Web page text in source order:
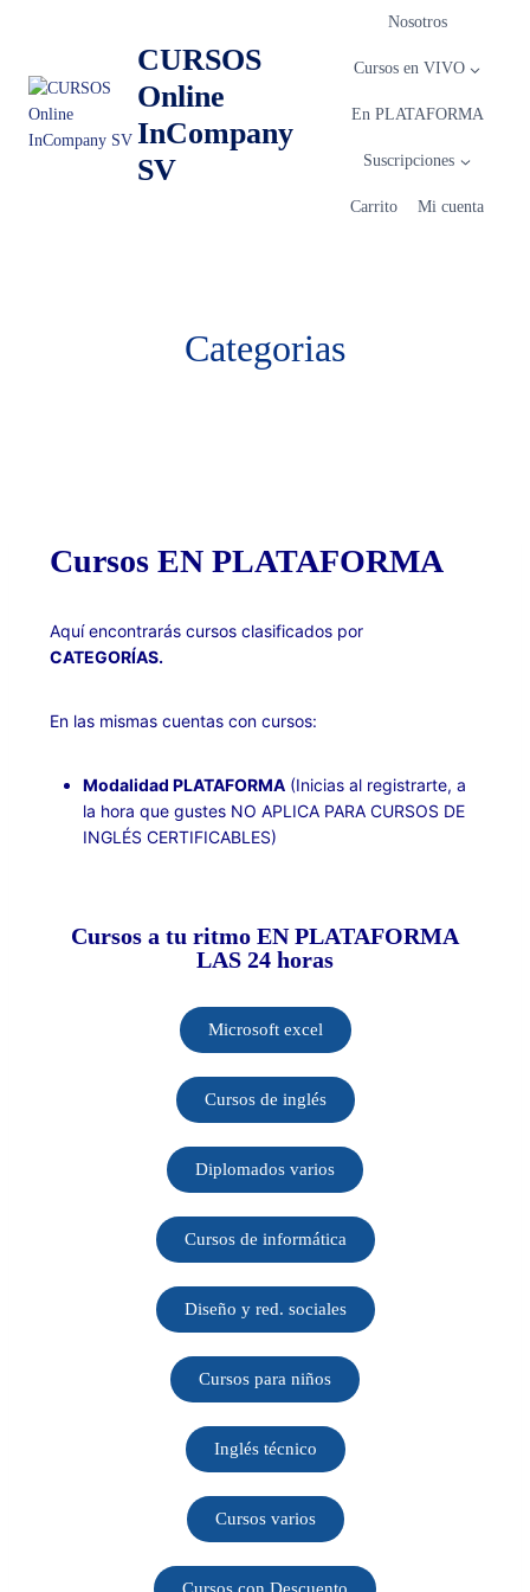
CURSOS
Online
InCompany
SV
Nosotros
Cursos en VIVO
En PLATAFORMA
Suscripciones
Carrito Mi cuenta
Categorias
Cursos EN PLATAFORMA
Aquí encontrarás cursos clasificados por
CATEGORÍAS.
En las mismas cuentas con cursos:
Modalidad PLATAFORMA (Inicias al registrarte, a
la hora que gustes NO APLICA PARA CURSOS DE
INGLÉS CERTIFICABLES)
Cursos a tu ritmo EN PLATAFORMA
LAS 24 horas
Microsoft excel
Cursos de inglés
Diplomados varios
Cursos de informática
Diseño y red. sociales
Cursos para niños
Inglés técnico
Cursos varios